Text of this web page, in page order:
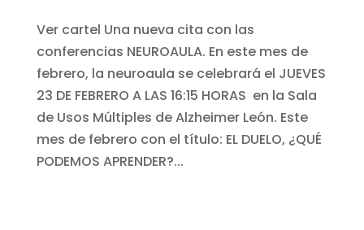
Ver cartel Una nueva cita con las
conferencias NEUROAULA. En este mes de
febrero, la neuroaula se celebrará el JUEVES
23 DE FEBRERO A LAS 16:15 HORAS en la Sala
de Usos Múltiples de Alzheimer León. Este
mes de febrero con el título: EL DUELO, ¿QUÉ
PODEMOS APRENDER?...